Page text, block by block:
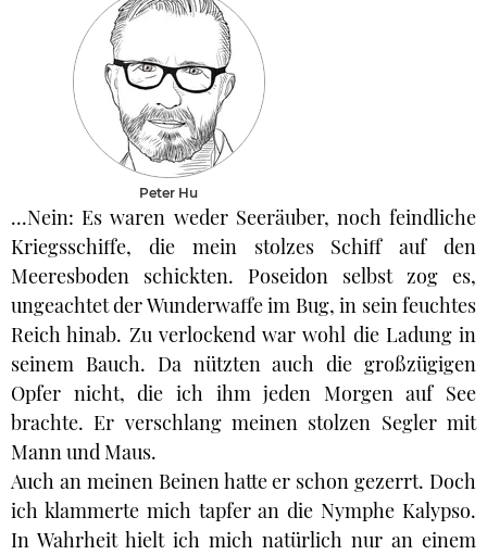
Peter Hu
...Nein: Es waren weder Seeräuber, noch feindliche
Kriegsschiffe, die mein stolzes Schiff auf den
Meeresboden schickten. Poseidon selbst zog es,
ungeachtet der Wunderwaffe im Bug, in sein feuchtes
Reich hinab. Zu verlockend war wohl die Ladung in
seinem Bauch. Da nützten auch die großzügigen
Opfer nicht, die ich ihm jeden Morgen auf See
brachte. Er verschlang meinen stolzen Segler mit
Mann und Maus.
Auch an meinen Beinen hatte er schon gezerrt. Doch
ich klammerte mich tapfer an die Nymphe Kalypso.
In Wahrheit hielt ich mich natürlich nur an einem